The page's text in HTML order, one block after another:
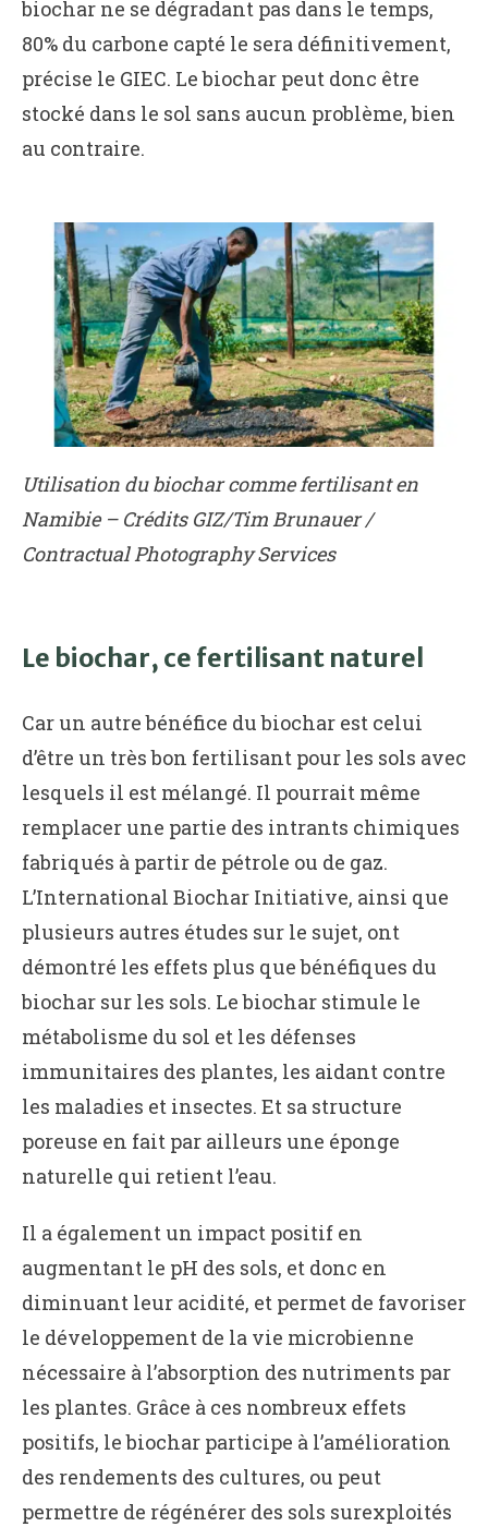
biochar ne se dégradant pas dans le temps,
80% du carbone capté le sera définitivement,
précise le GIEC. Le biochar peut donc être
stocké dans le sol sans aucun problème, bien
au contraire.
Utilisation du biochar comme fertilisant en
Namibie – Crédits GIZ/Tim Brunauer /
Contractual Photography Services
Le biochar, ce fertilisant naturel
Car un autre bénéfice du biochar est celui
d’être un très bon fertilisant pour les sols avec
lesquels il est mélangé. Il pourrait même
remplacer une partie des intrants chimiques
fabriqués à partir de pétrole ou de gaz.
L’International Biochar Initiative, ainsi que
plusieurs autres études sur le sujet, ont
démontré les effets plus que bénéfiques du
biochar sur les sols. Le biochar stimule le
métabolisme du sol et les défenses
immunitaires des plantes, les aidant contre
les maladies et insectes. Et sa structure
poreuse en fait par ailleurs une éponge
naturelle qui retient l’eau.
Il a également un impact positif en
augmentant le pH des sols, et donc en
diminuant leur acidité, et permet de favoriser
le développement de la vie microbienne
nécessaire à l’absorption des nutriments par
les plantes. Grâce à ces nombreux effets
positifs, le biochar participe à l’amélioration
des rendements des cultures, ou peut
permettre de régénérer des sols surexploités